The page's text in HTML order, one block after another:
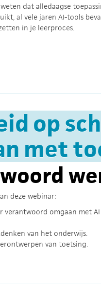
weten dat alledaagse
al vele jaren AI-tools
in je leerproces.
op
met
deze webinar:
verantwoord omgaan met
van het onderwijs.
van toetsing.